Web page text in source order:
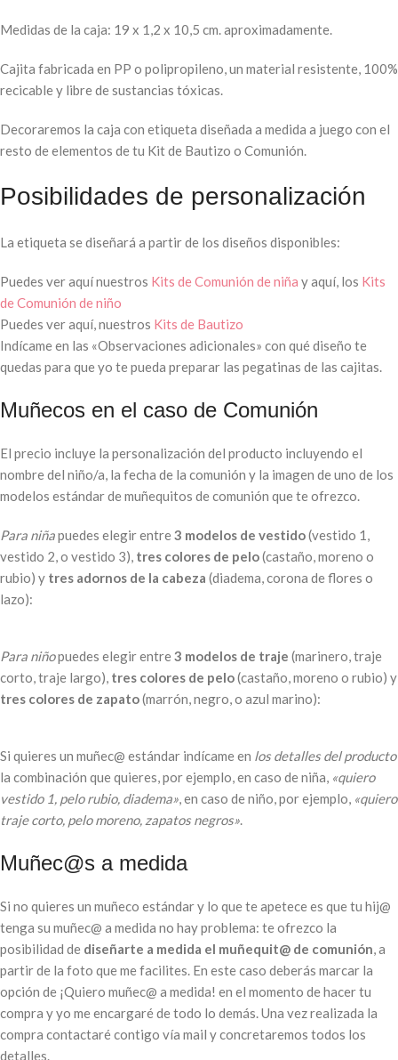
Medidas de la caja: 19 x 1,2 x 10,5 cm. aproximadamente.
Cajita fabricada en PP o polipropileno, un material resistente, 100%
recicable y libre de sustancias tóxicas.
Decoraremos la caja con etiqueta diseñada a medida a juego con el
resto de elementos de tu Kit de Bautizo o Comunión.
Posibilidades de personalización
La etiqueta se diseñará a partir de los diseños disponibles:
Puedes ver aquí nuestros Kits de Comunión de niña y aquí, los Kits
de Comunión de niño
Puedes ver aquí, nuestros Kits de Bautizo
Indícame en las «Observaciones adicionales» con qué diseño te
quedas para que yo te pueda preparar las pegatinas de las cajitas.
Muñecos en el caso de Comunión
El precio incluye la personalización del producto incluyendo el
nombre del niño/a, la fecha de la comunión y la imagen de uno de los
modelos estándar de muñequitos de comunión que te ofrezco.
Para niñapuedes elegir entre3 modelos de vestido(vestido 1,
vestido 2, o vestido 3), tres colores de pelo(castaño, moreno o
rubio) y tres adornos de la cabeza (diadema, corona de flores o
lazo):
Para niñopuedes elegir entre3 modelos de traje (marinero, traje
corto, traje largo), tres colores de pelo(castaño, moreno o rubio) y
tres colores de zapato(marrón, negro, o azul marino):
Si quieres un muñec@ estándar indícame en los detalles del producto
la combinación que quieres, por ejemplo, en caso de niña, «quiero
vestido 1, pelo rubio, diadema», en caso de niño, por ejemplo, «quiero
traje corto, pelo moreno, zapatos negros».
Muñec@s a medida
Si no quieres un muñeco estándar y lo que te apetece es que tu hij@
tenga su muñec@ a medida no hay problema: te ofrezco la
posibilidad de diseñarte a medida el muñequit@ de comunión, a
partir de la foto que me facilites. En este caso deberás marcar la
opción de ¡Quiero muñec@ a medida! en el momento de hacer tu
compra y yo me encargaré de todo lo demás. Una vez realizada la
compra contactaré contigo vía mail y concretaremos todos los
detalles.